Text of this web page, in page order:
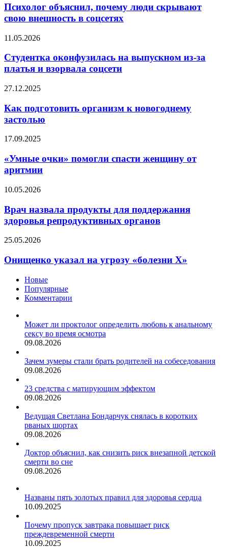
по
русскому
математике
почему
люди
скрывают
внешность
соцсетях
Психолог объяснил, почему люди скрывают
свою внешность в соцсетях
Студентка
на
выпускном
из-
платья
взорвала
соцсети
11.05.2026
Студентка оконфузилась на выпускном из-за
платья и взорвала соцсети
Как
организм
к
новогоднему
27.12.2025
Как подготовить организм к новогоднему
застолью
«Умные
помогли
спасти
женщину
аритмии
17.09.2025
«Умные очки» помогли спасти женщину от
аритмии
Врач
продукты
для
поддержания
репродуктивных
10.05.2026
Врач назвала продукты для поддержания
здоровья репродуктивных органов
Онищенко
на
угрозу
«болезни
25.05.2026
Онищенко указал на угрозу «болезни X»
Новые
Популярные
Комментарии
Может ли проктолог определить любовь к анальному
сексу во время осмотра
09.08.2026
Зачем зумеры стали брать родителей на собеседования
09.08.2026
23 средства с матирующим эффектом
09.08.2026
Ведущая Светлана Бондарчук снялась в коротких
рваных шортах
09.08.2026
Доктор объяснил, как снизить риск внезапной детской
смерти во сне
09.08.2026
Названы пять золотых правил для здоровья сердца
10.09.2025
Почему пропуск завтрака повышает риск
преждевременной смерти
10.09.2025